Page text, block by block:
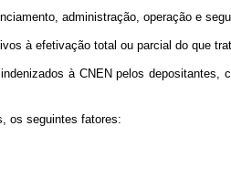
administração, operação e
à efetivação total ou parcial do que
à CNEN pelos depositantes,
os seguintes fatores: